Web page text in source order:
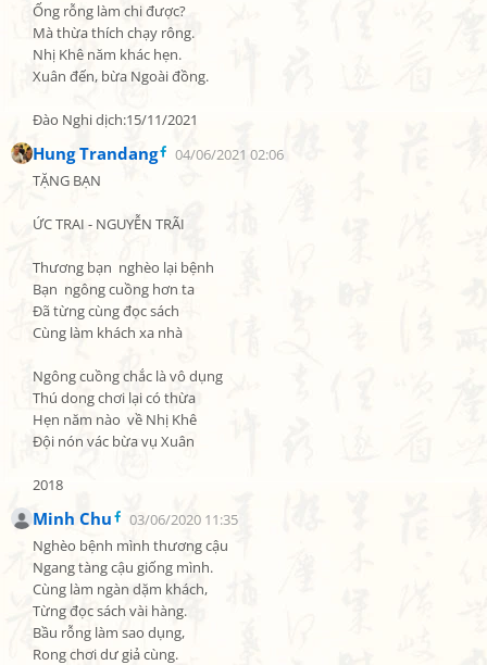
Ống rỗng làm chi được?
Mà thừa thích chạy rông.
Nhị Khê năm khác hẹn.
Xuân đến, bừa Ngoài đồng.
Đào Nghi dịch:15/11/2021
Hung Trandang
04/06/2021 02:06
TẶNG BẠN
ỨC TRAI - NGUYỄN TRÃI
Thương bạn  nghèo lại bệnh
Bạn  ngông cuồng hơn ta
Đã từng cùng đọc sách
Cùng làm khách xa nhà
Ngông cuồng chắc là vô dụng
Thú dong chơi lại có thừa
Hẹn năm nào  về Nhị Khê
Đội nón vác bừa vụ Xuân
2018
Minh Chu
03/06/2020 11:35
Nghèo bệnh mình thương cậu
Ngang tàng cậu giống mình.
Cùng làm ngàn dặm khách,
Từng đọc sách vài hàng.
Bầu rỗng làm sao dụng,
Rong chơi dư giả cùng.